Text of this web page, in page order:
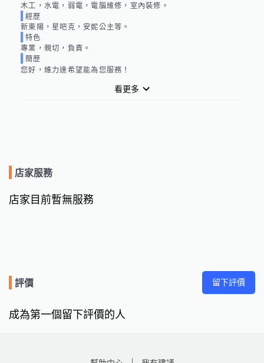
木工，水電，弱電，電腦維修，室內裝修。
經歷
新東陽，星吧克，安妮公主等。
特色
專業，親切，負責。
簡歷
您好，維力達希望能為您服務！
看更多
店家服務
店家目前暫無服務
評價 留下評價
成為第一個留下評價的人